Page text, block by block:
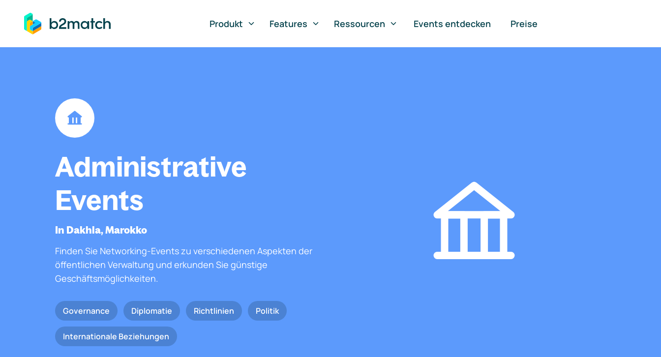
springen
Produkt
Features Ressourcen Events entdecken Preise
Administrative
Events
In Dakhla, Marokko
Finden Sie Networking-Events zu verschiedenen Aspekten der
öffentlichen Verwaltung und erkunden Sie günstige
Geschäftsmöglichkeiten.
Governance Diplomatie Richtlinien Politik
Internationale Beziehungen